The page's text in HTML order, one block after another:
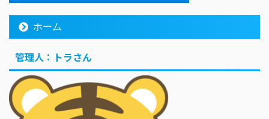
ホーム
管理人：トラさん